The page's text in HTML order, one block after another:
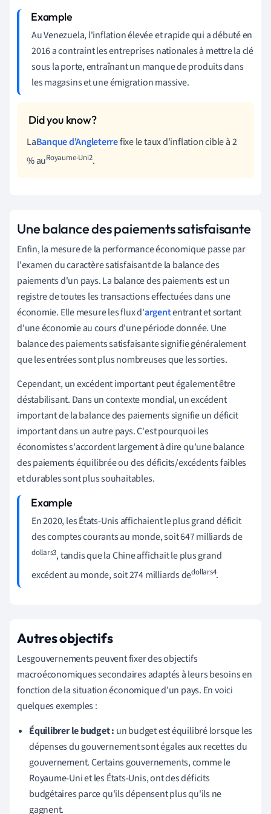
Au Venezuela, l'inflation élevée et rapide qui a débuté en
2016 a contraint les entreprises nationales à mettre la clé
sous la porte, entraînant un manque de produits dans
les magasins et une émigration massive.
LaBanque d'Angleterrefixe le taux d'inflation cible à 2
% auRoyaume-Uni2.
Une balance des paiements satisfaisante
Enfin, la mesure de la performance économique passe par
l'examen du caractère satisfaisant de la balance des
paiements d'un pays. La balance des paiements est un
registre de toutes les transactions effectuées dans une
économie. Elle mesure les flux d'argententrant et sortant
d'une économie au cours d'une période donnée. Une
balance des paiements satisfaisante signifie généralement
que les entrées sont plus nombreuses que les sorties.
Cependant, un excédent important peut également être
déstabilisant. Dans un contexte mondial, un excédent
important de la balance des paiements signifie un déficit
important dans un autre pays. C'est pourquoi les
économistes s'accordent largement à dire qu'une balance
des paiements équilibrée ou des déficits/excédents faibles
et durables sont plus souhaitables.
En 2020, les États-Unis affichaient le plus grand déficit
des comptes courants au monde, soit 647 milliards de
dollars3, tandis que la Chine affichait le plus grand
excédent au monde, soit 274 milliards dedollars4.
Autres objectifs
Lesgouvernements peuvent fixer des objectifs
macroéconomiques secondaires adaptés à leurs besoins en
fonction de la situation économique d'un pays. En voici
quelques exemples :
Équilibrer le budget : un budget est équilibré lorsque les
dépenses du gouvernement sont égales aux recettes du
gouvernement. Certains gouvernements, comme le
Royaume-Uni et les États-Unis, ont des déficits
budgétaires parce qu'ils dépensent plus qu'ils ne
gagnent.